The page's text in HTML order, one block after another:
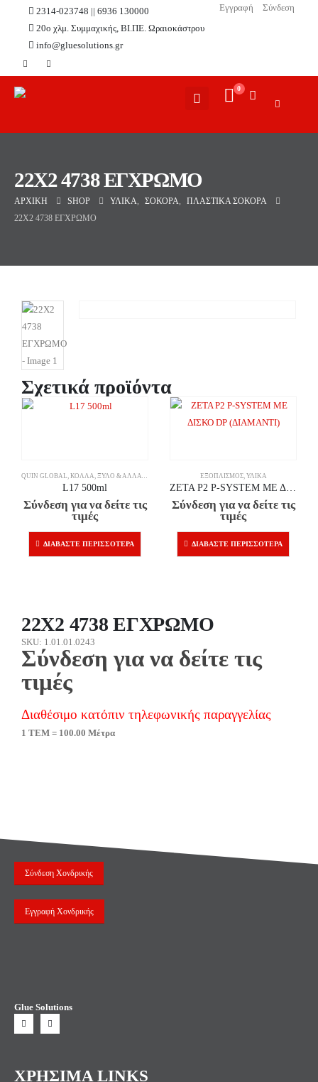
2314-023748 || 6936 130000
20ο χλμ. Συμμαχικής, ΒΙ.ΠΕ. Ωραιοκάστρου
info@gluesolutions.gr
Εγγραφή Σύνδεση
0
22X2 4738 ΕΓΧΡΩΜΟ
ΑΡΧΙΚΉ SHOP ΥΛΙΚΆ, ΣΌΚΟΡΑ,
ΠΛΑΣΤΙΚΆ ΣΌΚΟΡΑ
22X2 4738 ΕΓΧΡΩΜΟ
Σχετικά προϊόντα
QUIN GLOBAL, ΚΌΛΛΑ, ΞΎΛΟ & ΆΛΛΑ ΥΛΙΚΆ
L17 500ml
Σύνδεση για να δείτε τις
τιμές
ΔΙΑΒΆΣΤΕ ΠΕΡΙΣΣΌΤΕΡΑ
ΕΞΟΠΛΙΣΜΌΣ, ΥΛΙΚΆ
ZETA P2 P-SYSTEM ΜΕ ΔΙΣΚΟ DP (ΔΙΑΜΑΝΤΙ)
Σύνδεση για να δείτε τις
τιμές
ΔΙΑΒΆΣΤΕ ΠΕΡΙΣΣΌΤΕΡΑ
22X2 4738 ΕΓΧΡΩΜΟ
SKU: 1.01.01.0243
Σύνδεση για να δείτε τις
τιμές
Διαθέσιμο κατόπιν τηλεφωνικής παραγγελίας
1 ΤΕΜ = 100.00 Μέτρα
Σύνδεση Χονδρικής
Εγγραφή Χονδρικής
Glue Solutions
ΧΡΗΣΙΜΑ LINKS